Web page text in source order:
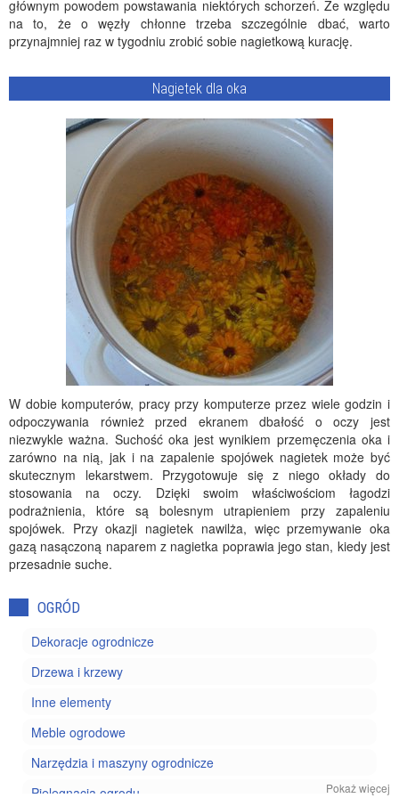
głównym powodem powstawania niektórych schorzeń. Ze względu
na to, że o węzły chłonne trzeba szczególnie dbać, warto
przynajmniej raz w tygodniu zrobić sobie nagietkową kurację.
Nagietek dla oka
W dobie komputerów, pracy przy komputerze przez wiele godzin i
odpoczywania również przed ekranem dbałość o oczy jest
niezwykle ważna. Suchość oka jest wynikiem przemęczenia oka i
zarówno na nią, jak i na zapalenie spojówek nagietek może być
skutecznym lekarstwem. Przygotowuje się z niego okłady do
stosowania na oczy. Dzięki swoim właściwościom łagodzi
podrażnienia, które są bolesnym utrapieniem przy zapaleniu
spojówek. Przy okazji nagietek nawilża, więc przemywanie oka
gazą nasączoną naparem z nagietka poprawia jego stan, kiedy jest
przesadnie suche.
OGRÓD
Dekoracje ogrodnicze
Drzewa i krzewy
Inne elementy
Meble ogrodowe
Narzędzia i maszyny ogrodnicze
Pielęgnacja ogrodu
Pokaż więcej